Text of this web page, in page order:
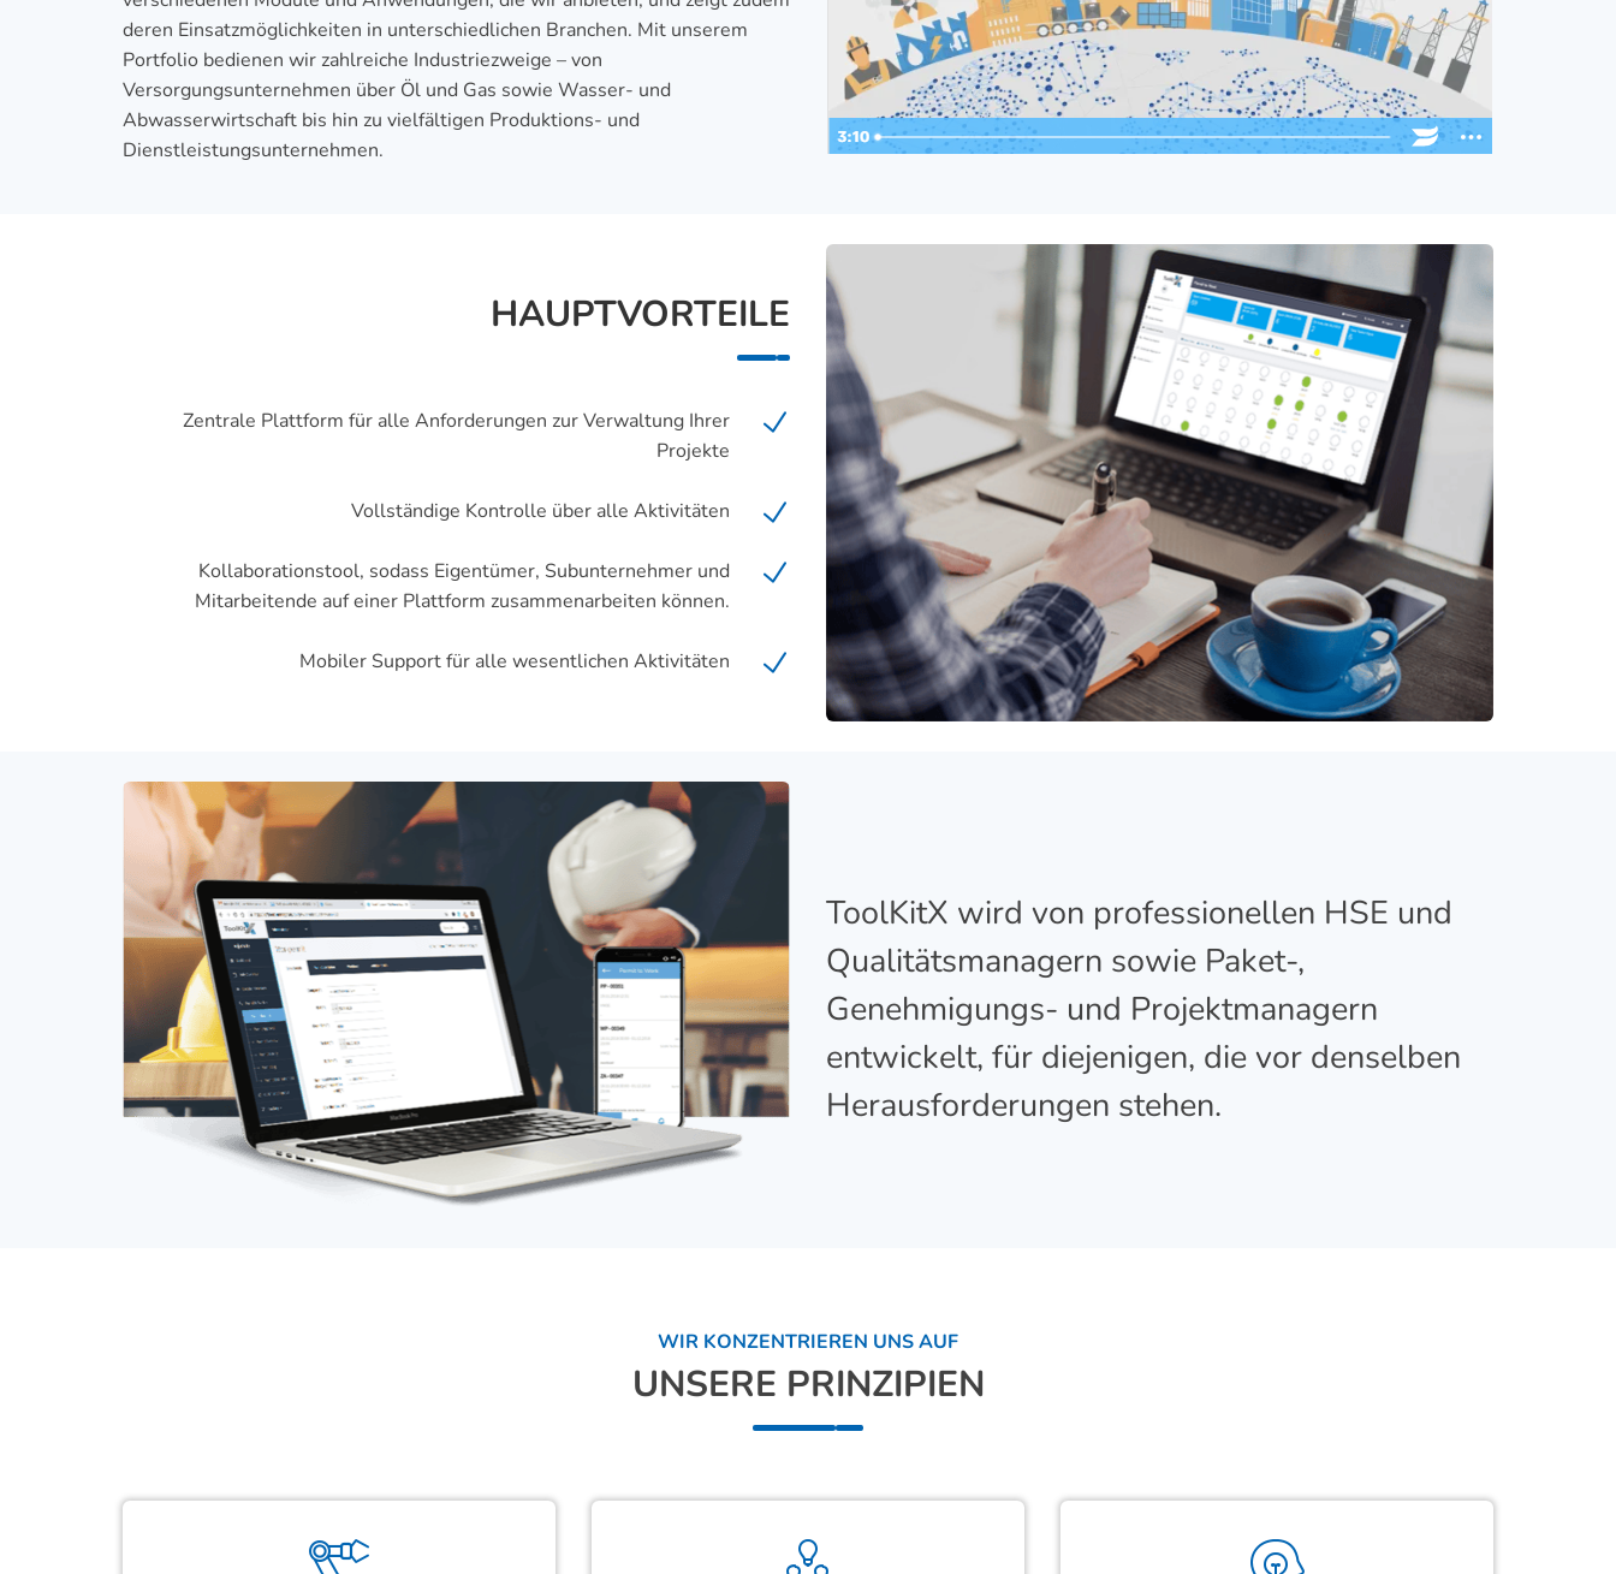
deren Einsatzmöglichkeiten in unterschiedlichen Branchen. Mit unserem
Portfolio bedienen wir zahlreiche Industriezweige – von
Versorgungsunternehmen über Öl und Gas sowie Wasser- und
Abwasserwirtschaft bis hin zu vielfältigen Produktions- und
Dienstleistungsunternehmen.
HAUPTVORTEILE
Zentrale Plattform für alle Anforderungen zur Verwaltung Ihrer
Projekte
Vollständige Kontrolle über alle Aktivitäten
Kollaborationstool, sodass Eigentümer, Subunternehmer und
Mitarbeitende auf einer Plattform zusammenarbeiten können.
Mobiler Support für alle wesentlichen Aktivitäten
ToolKitX wird von professionellen HSE und
Qualitätsmanagern sowie Paket-,
Genehmigungs- und Projektmanagern
entwickelt, für diejenigen, die vor denselben
Herausforderungen stehen.
WIR KONZENTRIEREN UNS AUF
UNSERE PRINZIPIEN